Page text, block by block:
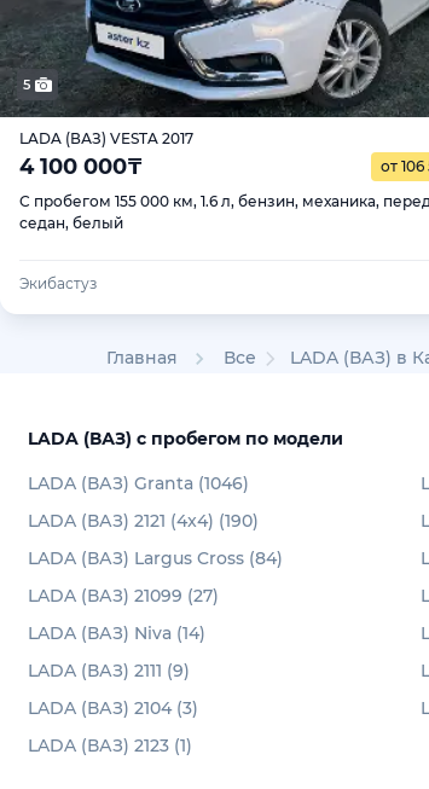
5
LADA (ВАЗ) VESTA 2017
4 100 000₸ от 106
С пробегом 155 000 км, 1.6 л, бензин, механика,
седан, белый
Экибастуз
Главная Все LADA (ВАЗ) в
LADA (ВАЗ) с пробегом по модели
LADA (ВАЗ) Granta (1046)
LADA (ВАЗ) 2121 (4x4) (190)
LADA (ВАЗ) Largus Cross (84)
LADA (ВАЗ) 21099 (27)
LADA (ВАЗ) Niva (14)
LADA (ВАЗ) 2111 (9)
LADA (ВАЗ) 2104 (3)
LADA (ВАЗ) 2123 (1)